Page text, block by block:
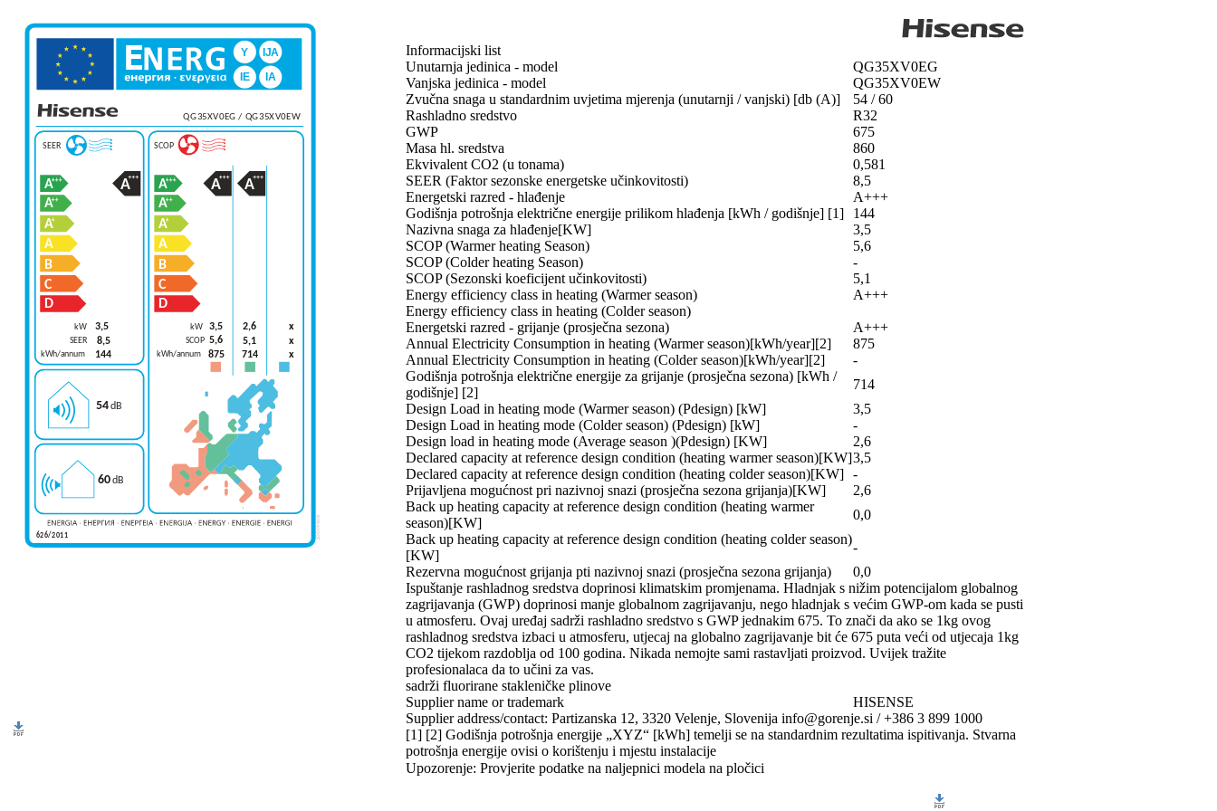
Informacijski list
Unutarnja jedinica - model
QG35XV0EG
Vanjska jedinica - model
QG35XV0EW
Zvučna snaga u standardnim uvjetima mjerenja (unutarnji / vanjski) [db (A)]
54 / 60
Rashladno sredstvo
R32
GWP
675
Masa hl. sredstva
860
Ekvivalent CO2 (u tonama)
0,581
SEER (Faktor sezonske energetske učinkovitosti)
8,5
Energetski razred - hlađenje
A+++
Godišnja potrošnja električne energije prilikom hlađenja [kWh / godišnje] [1]
144
Nazivna snaga za hlađenje[KW]
3,5
SCOP (Warmer heating Season)
5,6
SCOP (Colder heating Season)
-
SCOP (Sezonski koeficijent učinkovitosti)
5,1
Energy efficiency class in heating (Warmer season)
A+++
Energy efficiency class in heating (Colder season)
Energetski razred - grijanje (prosječna sezona)
A+++
Annual Electricity Consumption in heating (Warmer season)[kWh/year][2]
875
Annual Electricity Consumption in heating (Colder season)[kWh/year][2]
-
Godišnja potrošnja električne energije za grijanje (prosječna sezona) [kWh /
godišnje] [2]
714
Design Load in heating mode (Warmer season) (Pdesign) [kW]
3,5
Design Load in heating mode (Colder season) (Pdesign) [kW]
-
Design load in heating mode (Average season )(Pdesign) [KW]
2,6
Declared capacity at reference design condition (heating warmer season)[KW]3,5
Declared capacity at reference design condition (heating colder season)[KW] -
Prijavljena mogućnost pri nazivnoj snazi (prosječna sezona grijanja)[KW]
2,6
Back up heating capacity at reference design condition (heating warmer
season)[KW]
0,0
Back up heating capacity at reference design condition (heating colder season)
[KW]
-
Rezervna mogućnost grijanja pti nazivnoj snazi (prosječna sezona grijanja)
0,0
Ispuštanje rashladnog sredstva doprinosi klimatskim promjenama. Hladnjak s nižim potencijalom globalnog
zagrijavanja (GWP) doprinosi manje globalnom zagrijavanju, nego hladnjak s većim GWP-om kada se pusti
u atmosferu. Ovaj uređaj sadrži rashladno sredstvo s GWP jednakim 675. To znači da ako se 1kg ovog
rashladnog sredstva izbaci u atmosferu, utjecaj na globalno zagrijavanje bit će 675 puta veći od utjecaja 1kg
CO2 tijekom razdoblja od 100 godina. Nikada nemojte sami rastavljati proizvod. Uvijek tražite
profesionalaca da to učini za vas.
sadrži fluorirane stakleničke plinove
Supplier name or trademark
HISENSE
Supplier address/contact: Partizanska 12, 3320 Velenje, Slovenija info@gorenje.si / +386 3 899 1000
[1] [2] Godišnja potrošnja energije „XYZ“ [kWh] temelji se na standardnim rezultatima ispitivanja. Stvarna
potrošnja energije ovisi o korištenju i mjestu instalacije
Upozorenje: Provjerite podatke na naljepnici modela na pločici